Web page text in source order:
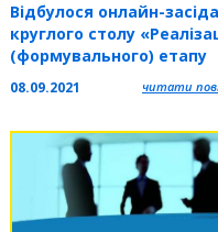
Відбулося онлайн-
круглого столу
(формувального) етапу
інноваційного
експерименту «ЕКО-
Тернопільської області:
виклики і досягнення»
08.09.2021 читати